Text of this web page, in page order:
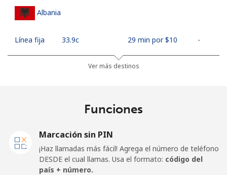
Albania
Línea fija ⁦33.9c⁩ 29 min por ⁦$10⁩ -
14 min por ⁦$10⁩
Celular
American Samoa
Ver más destinos
Funciones
Marcación sin PIN
¡Haz llamadas más fácil! Agrega el número de teléfono
DESDE el cual llamas. Usa el formato: código del
país + número.